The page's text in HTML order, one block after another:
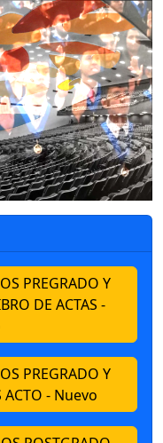
PREGRADO Y
DE ACTAS -
PREGRADO Y
ACTO - Nuevo